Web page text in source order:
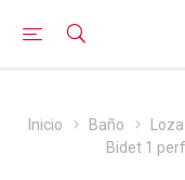
Inicio Baño
Bidet 1